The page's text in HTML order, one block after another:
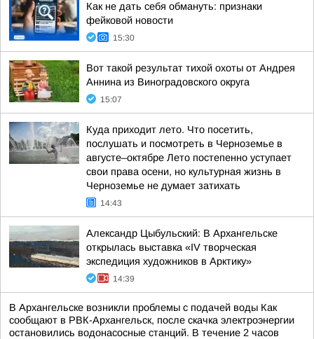
Как не дать себя обмануть: признаки
фейковой новости
15:30
Вот такой результат тихой охоты от Андрея
Аннина из Виноградовского округа
15:07
Куда приходит лето. Что посетить,
послушать и посмотреть в Черноземье в
августе–октябре Лето постепенно уступает
свои права осени, но культурная жизнь в
Черноземье не думает затихать
14:43
Александр Цыбульский: В Архангельске
открылась выставка «IV творческая
экспедиция художников в Арктику»
14:39
В Архангельске возникли проблемы с подачей воды Как
сообщают в РВК-Архангельск, после скачка электроэнергии
остановились водонасосные станций. В течение 2 часов